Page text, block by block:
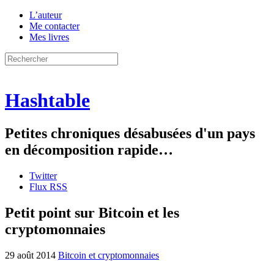
L’auteur
Me contacter
Mes livres
Hashtable
Petites chroniques désabusées d'un pays
en décomposition rapide…
Twitter
Flux RSS
Petit point sur Bitcoin et les
cryptomonnaies
29 août 2014 Bitcoin et cryptomonnaies